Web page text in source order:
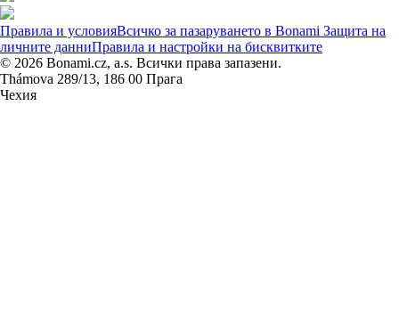
Правила и условияВсичко за пазаруването в Bonami Защита на
личните данниПравила и настройки на бисквитките
© 2026 Bonami.cz, a.s. Всички права запазени.
Thámova 289/13, 186 00 Прага
Чехия